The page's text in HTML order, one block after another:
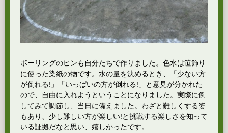
ボーリングのピンも自分たちで作りました。色水は笹飾り
に使った染紙の物です。水の量を決めるとき、「少ない方
が倒れる!」「いっぱいの方が倒れる!」と意見が分かれた
ので、自由に入れようということになりました。実際に倒
してみて調節し、当日に備えました。わざと難しくする姿
もあり、少し難しい方が楽しい!と挑戦する楽しさを知って
いる証拠だなと思い、嬉しかったです。